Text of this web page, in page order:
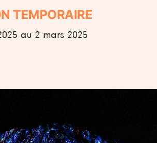
TEMPORAIRE
au 2 mars 2025